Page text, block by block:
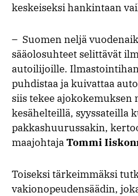
keskeiseksi hankintaan
– Suomen neljä
sääolosuhteet selittävät
autoilijoille.
puhdistaa ja kuivattaa
siis tekee
kesähelteillä, syyssateilla
pakkashuurussakin,
maajohtajaTommi
Toiseksi tärkeimmäksi
vakionopeudensäädin,